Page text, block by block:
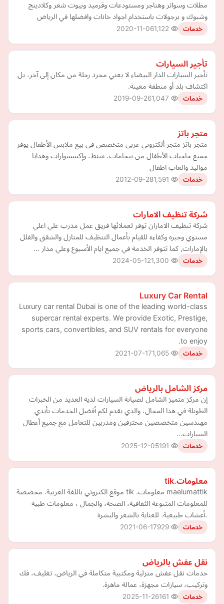
مظلات وسواتر وهناجر ومستودعات وقرميد وبيوت شعر وكلادينج
وشبوك و برجولات باستخدام اجواد خانات وافضلها في الرياض
خدمات 2020-11-06
تأجير السيارات
تأجير السيارات الدار البيضاء لا يعني مجرد رحلة من مكان إلى آخر، بل
اكتشاف بلد أو منطقة معينة.
خدمات 2019-09-26
متجر باتز
متجر باتز متجر ألكتروني عربي متخصص في بيع ملابس الأطفال يوفر
جميع حاجيات الأطفال من بيجامات، شنط، وإكسسوارات وهدايا
مواليد والعاب اطفال
خدمات 2012-09-28
شركة تنظيف الامارات
شركة تنظيف الاماران توفر لعملائها فريق عمل مدرب علي اعلي
مستوي وخبره وكفاءه للقيام بأعمال التنظيف للمنازل والشقق والفلل
بالإمارات, كما تتوفر الخدمة في جميع ايام الأسبوع وعلي مدار …
خدمات 2024-05-12
Luxury Car Rental
Luxury car rental Dubai is one of the leading world-class
supercar rental experts. We provide Exotic, Prestige,
sports cars, convertibles, and SUV rentals for everyone
to enjoy.
خدمات 2021-07-17
مركز الشامل بالرياض
إن مركز متميز الشامل لصيانة السيارات لديه العديد من الخبرات
الطويلة في هذا المجال، والذي يقدم لكم أفضل الخدمات بأيدي
مهندسين متخصصين محترفين ومدربين للتعامل مع جميع أعطال
السيارات…
خدمات 2025-12-05
معلومات.tik
maelumattik معلومات. tik موقع الكتروني باللغة العربية. مخصصة
للمعلومات المتنوعة الثقافية، الصحة، والجمال ، معلومات طبية
،أعشاب طبيعية. للعناية بالشعر والبشرة
خدمات 2021-06-17
نقل عفش بالرياض
خدمات نقل عفش منزلية ومكتبية متكاملة في الرياض، تغليف، فك
وتركيب، سيارات مجهزة، عمالة ماهرة.
خدمات 2025-11-26